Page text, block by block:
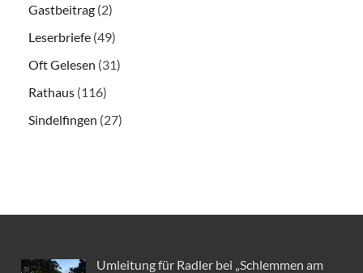
Gastbeitrag (2)
Leserbriefe (49)
Oft Gelesen (31)
Rathaus (116)
Sindelfingen (27)
Umleitung für Radler bei „Schlemmen am